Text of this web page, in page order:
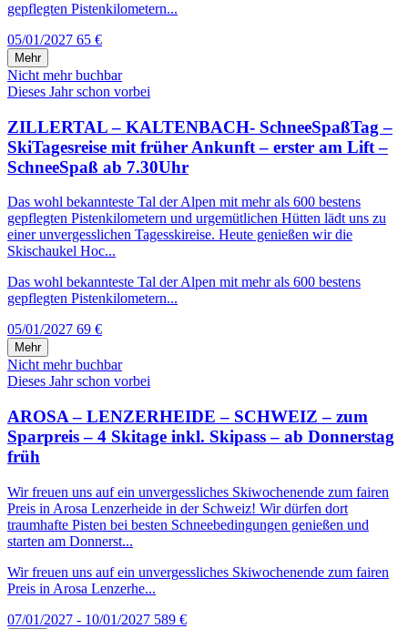
gepflegten Pistenkilometern...
05/01/2027 65 €
Mehr
Nicht mehr buchbar
Dieses Jahr schon vorbei
ZILLERTAL – KALTENBACH- SchneeSpaßTag –
SkiTagesreise mit früher Ankunft – erster am Lift –
SchneeSpaß ab 7.30Uhr
Das wohl bekannteste Tal der Alpen mit mehr als 600 bestens
gepflegten Pistenkilometern und urgemütlichen Hütten lädt uns zu
einer unvergesslichen Tagesskireise. Heute genießen wir die
Skischaukel Hoc...
Das wohl bekannteste Tal der Alpen mit mehr als 600 bestens
gepflegten Pistenkilometern...
05/01/2027 69 €
Mehr
Nicht mehr buchbar
Dieses Jahr schon vorbei
AROSA – LENZERHEIDE – SCHWEIZ – zum
Sparpreis – 4 Skitage inkl. Skipass – ab Donnerstag
früh
Wir freuen uns auf ein unvergessliches Skiwochenende zum fairen
Preis in Arosa Lenzerheide in der Schweiz! Wir dürfen dort
traumhafte Pisten bei besten Schneebedingungen genießen und
starten am Donnerst...
Wir freuen uns auf ein unvergessliches Skiwochenende zum fairen
Preis in Arosa Lenzerhe...
07/01/2027 - 10/01/2027 589 €